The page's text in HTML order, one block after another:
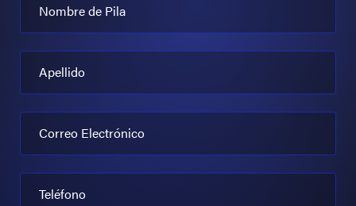
Nombre de Pila
Apellido
Correo Electrónico
Teléfono